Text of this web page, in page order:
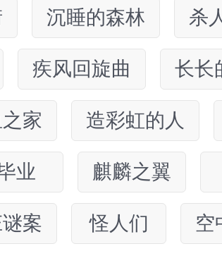
沉睡的森林 杀
疾风回旋曲 长长
家 造彩虹的人
业 麒麟之翼
案 怪人们 空